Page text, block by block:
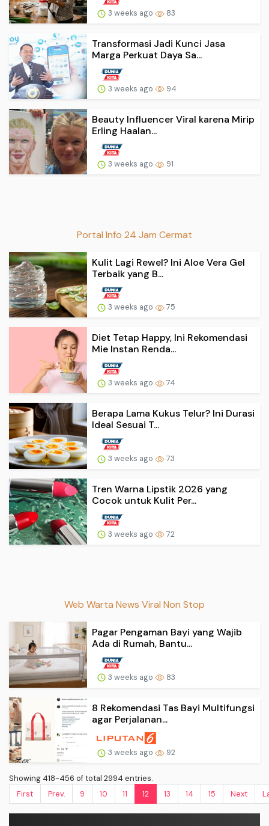
3 weeks ago 83
Transformasi Jadi Kunci Jasa
Marga Perkuat Daya Sa...
3 weeks ago 94
Beauty Influencer Viral karena Mirip
Erling Haalan...
3 weeks ago 91
Portal Info 24 Jam Cermat
Kulit Lagi Rewel? Ini Aloe Vera Gel
Terbaik yang B...
3 weeks ago 75
Diet Tetap Happy, Ini Rekomendasi
Mie Instan Renda...
3 weeks ago 74
Berapa Lama Kukus Telur? Ini Durasi
Ideal Sesuai T...
3 weeks ago 73
Tren Warna Lipstik 2026 yang
Cocok untuk Kulit Per...
3 weeks ago 72
Web Warta News Viral Non Stop
Pagar Pengaman Bayi yang Wajib
Ada di Rumah, Bantu...
3 weeks ago 83
8 Rekomendasi Tas Bayi Multifungsi
agar Perjalanan...
3 weeks ago 92
Showing 418-456 of total 2994 entries.
First
Prev. 9 10 11 12 13 14 15 Next